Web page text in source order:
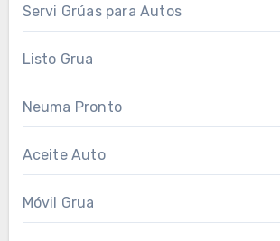
Servi Grúas para Autos
Listo Grua
Neuma Pronto
Aceite Auto
Móvil Grua